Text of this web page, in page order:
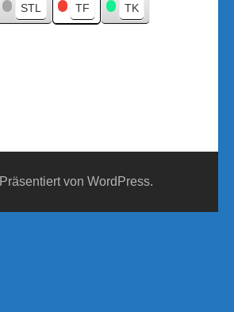
STL TF TK
Präsentiert von WordPress.